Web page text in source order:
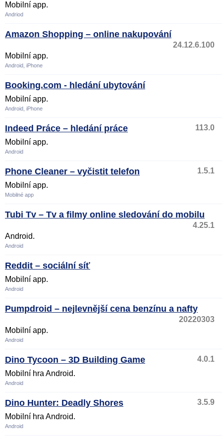
Mobilní app.
Andriod
Amazon Shopping – online nakupování
24.12.6.100
Mobilní app.
Android, iPhone
Booking.com - hledání ubytování
Mobilní app.
Android, iPhone
Indeed Práce – hledání práce
113.0
Mobilní app.
Android
Phone Cleaner – vyčistit telefon
1.5.1
Mobilní app.
Mobilné app
Tubi Tv – Tv a filmy online sledování do mobilu
4.25.1
Android.
Android
Reddit – sociální síť
Mobilní app.
Android
Pumpdroid – nejlevnější cena benzínu a nafty
20220303
Mobilní app.
Android
Dino Tycoon – 3D Building Game
4.0.1
Mobilní hra Android.
Android
Dino Hunter: Deadly Shores
3.5.9
Mobilní hra Android.
Android